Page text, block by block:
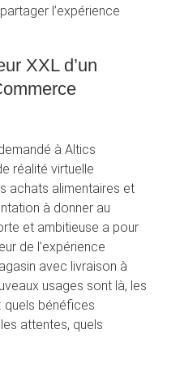
l’expérience
XXL d’un
à Altics
réalité virtuelle
achats alimentaires et
à donner au
et ambitieuse a pour
de l’expérience
avec livraison à
usages sont là, les
quels bénéfices
attentes, quels